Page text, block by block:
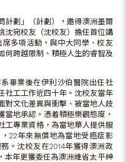
計劃」（計劃），邀得澳洲墨爾
沈宛校友（沈校友）擔任首位講
席多項活動，與中大同學、校友
何跨越限制、積極人生的睿智及
畢業後在伊利沙伯醫院出任社
社工工作近四十年。沈校友當年
對文化差異與衝擊、被當地人歧
地承認。憑着積極樂觀態度，
工專業資格，為當地華人提供服
22年來無償地為當地受癌症影
。沈校友在2014年獲得澳洲政
本年更獲委任為澳洲維省太平紳